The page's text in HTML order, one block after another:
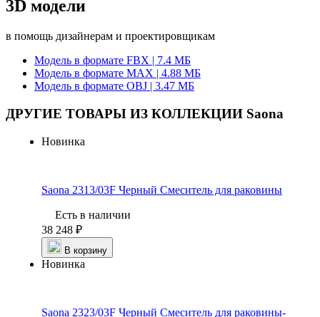
3D модели
в помощь дизайнерам и проектировщикам
Модель в формате FBX | 7.4 МБ
Модель в формате MAX | 4.88 МБ
Модель в формате OBJ | 3.47 МБ
ДРУГИЕ ТОВАРЫ ИЗ КОЛЛЕКЦИИ Saona
Новинка
Saona 2313/03F Черный Смеситель для раковины
Есть в наличии
38 248 ₽
В корзину
Новинка
Saona 2323/03F Черный Смеситель для раковины-